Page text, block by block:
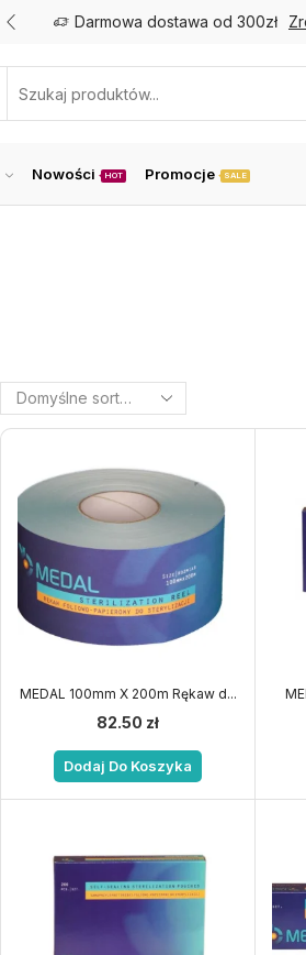
Darmowa dostawa od 300zł
Nowości HOT Promocje SALE
MEDAL 100mm X 200m Rękaw d...
82.50 zł
Dodaj Do Koszyka